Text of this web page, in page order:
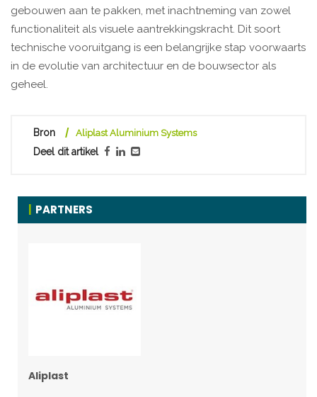
gebouwen aan te pakken, met inachtneming van zowel
functionaliteit als visuele aantrekkingskracht. Dit soort
technische vooruitgang is een belangrijke stap voorwaarts
in de evolutie van architectuur en de bouwsector als
geheel.
Bron Aliplast Aluminium Systems
Deel dit artikel
PARTNERS
Aliplast